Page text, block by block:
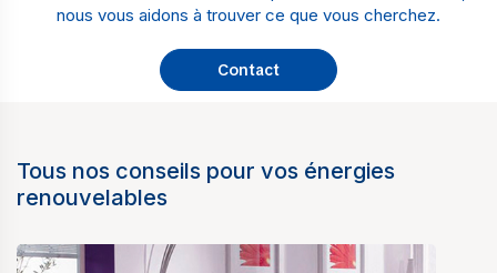
nous vous aidons à trouver ce que vous cherchez.
Contact
Tous nos conseils pour vos énergies
renouvelables